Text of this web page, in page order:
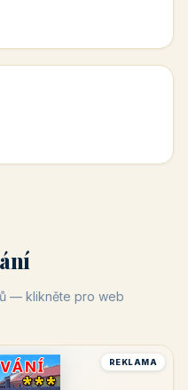
— klikněte pro web
REKLAMA